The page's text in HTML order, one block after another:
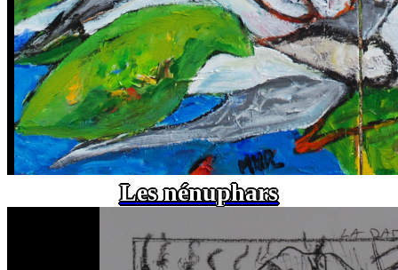
Les nénuphars